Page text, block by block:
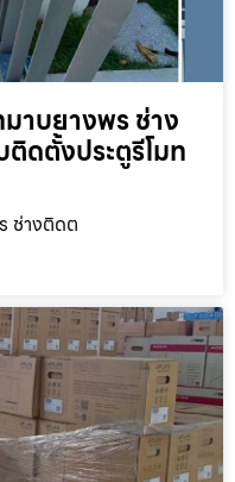
มาบยางพร ช่าง
ดตั้งประตูรีโมท
ช่างติดต